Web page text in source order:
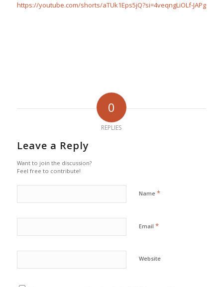
https://youtube.com/shorts/aTUk1Eps5jQ?si=4veqngLiOLf-JAPg
0
REPLIES
Leave a Reply
Want to join the discussion?
Feel free to contribute!
Name *
Email *
Website